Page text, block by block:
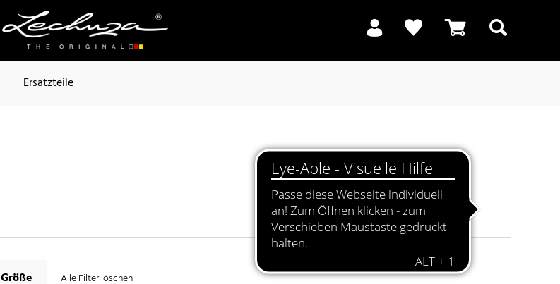
Ersatzteile
Suchen
Größe Alle Filter löschen